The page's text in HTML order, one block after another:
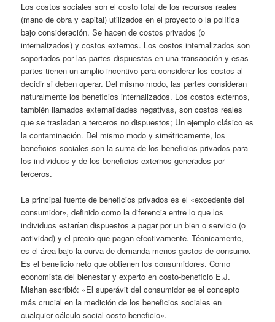
Los costos sociales son el costo total de los recursos reales
(mano de obra y capital) utilizados en el proyecto o la política
bajo consideración. Se hacen de costos privados (o
internalizados) y costos externos. Los costos internalizados son
soportados por las partes dispuestas en una transacción y esas
partes tienen un amplio incentivo para considerar los costos al
decidir si deben operar. Del mismo modo, las partes consideran
naturalmente los beneficios internalizados. Los costos externos,
también llamados externalidades negativas, son costos reales
que se trasladan a terceros no dispuestos; Un ejemplo clásico es
la contaminación. Del mismo modo y simétricamente, los
beneficios sociales son la suma de los beneficios privados para
los individuos y de los beneficios externos generados por
terceros.
La principal fuente de beneficios privados es el «excedente del
consumidor», definido como la diferencia entre lo que los
individuos estarían dispuestos a pagar por un bien o servicio (o
actividad) y el precio que pagan efectivamente. Técnicamente,
es el área bajo la curva de demanda menos gastos de consumo.
Es el beneficio neto que obtienen los consumidores. Como
economista del bienestar y experto en costo-beneficio E.J.
Mishan escribió: «El superávit del consumidor es el concepto
más crucial en la medición de los beneficios sociales en
cualquier cálculo social costo-beneficio».